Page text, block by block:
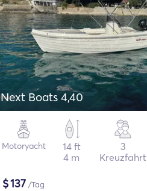
Next Boats 4,40
Motoryacht
14 ft
4 m
3
Kreuzfahrt
$137 /Tag